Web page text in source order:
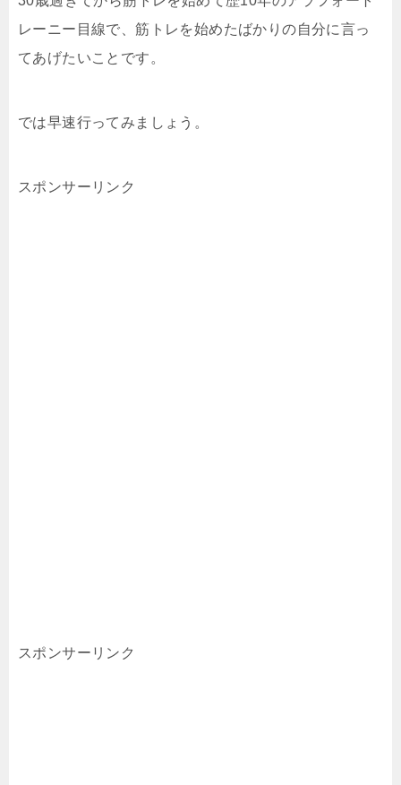
レーニー目線で、筋トレを始めたばかりの自分に言っ
てあげたいことです。
では早速行ってみましょう。
スポンサーリンク
スポンサーリンク